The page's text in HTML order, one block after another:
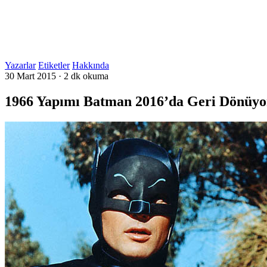
Yazarlar Etiketler Hakkında
30 Mart 2015 · 2 dk okuma
1966 Yapımı Batman 2016’da Geri